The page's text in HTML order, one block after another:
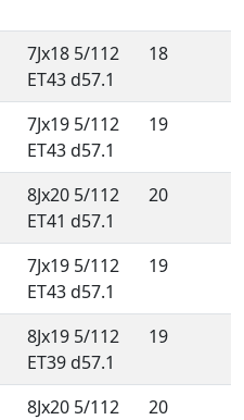
7Jx18 5/112
ET43 d57.1
18
7Jx19 5/112
ET43 d57.1
19
8Jx20 5/112
ET41 d57.1
20
7Jx19 5/112
ET43 d57.1
19
8Jx19 5/112
ET39 d57.1
19
8Jx20 5/112
20